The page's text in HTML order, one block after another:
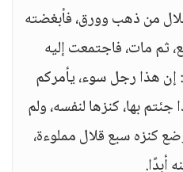
من ذهب وورق، فأبغضته
ثم مات، فاجتمعت إليه
إن هذا رجل سوء، يأمركم
جئتم بها، كنزها لنفسه، ولم
كنزه سبع قلال مملوءة،
أبدًا.